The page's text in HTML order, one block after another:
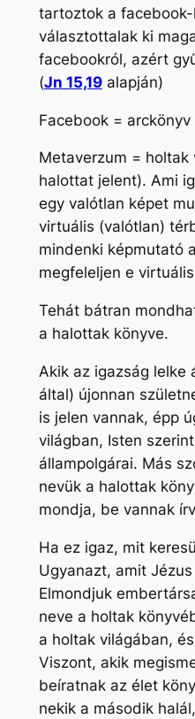
tartoztok a
választottalak ki
facebookról, azért
(Jn 15,19alapján)
Facebook =
Metaverzum = holtak
halottat jelent). Ami
egy valótlan képet
virtuális (valótlan)
mindenki képmutató
megfeleljen e
Tehát bátran
a halottak könyve.
Akik az igazság lelke
által) újonnan
is jelen vannak, épp
világban, Isten
állampolgárai. Más
nevük a halottak
mondja, be vannak
Ha ez igaz, mit
Ugyanazt, amit
Elmondjuk
neve a holtak
a holtak világában,
Viszont, akik
beíratnak az élet
nekik a második